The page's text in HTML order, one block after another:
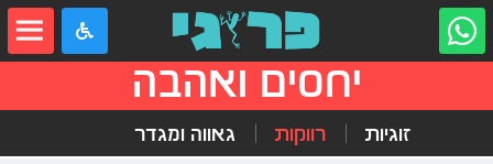
יחסים ואהבה
זוגיות רווקות גאווה ומגדר